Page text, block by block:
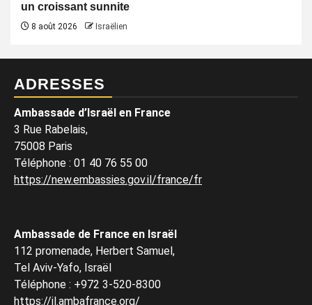
un croissant sunnite
8 août 2026 Israëlien
ADRESSES
Ambassade d’Israël en France
3 Rue Rabelais,
75008 Paris
Téléphone : 01 40 76 55 00
https://new.embassies.gov.il/france/fr
Ambassade de France en Israël
112 promenade, Herbert Samuel,
Tel Aviv-Yafo, Israël
Téléphone : +972 3-520-8300
https://il.ambafrance.org/